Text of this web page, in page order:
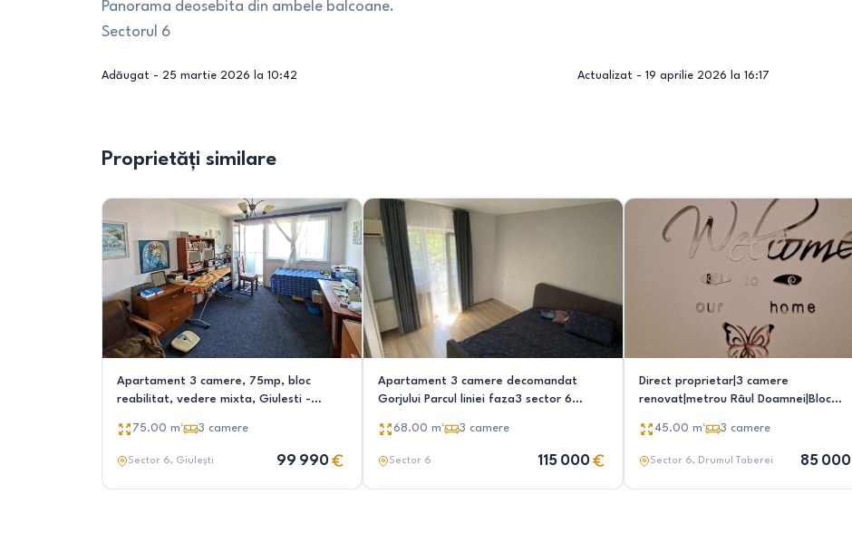
Panorama deosebita din ambele balcoane.
Sectorul 6
Adăugat - 25 martie 2026 la 10:42 Actualizat - 19 aprilie 2026 la 16:17
Proprietăți similare
Apartament 3 camere, 75mp, bloc
reabilitat, vedere mixta, Giulesti -
75.00 m² 3 camere
Sector 6, Giulești 99 990
Apartament 3 camere decomandat
Gorjului Parcul liniei faza3 sector 6
68.00 m² 3 camere
Sector 6 115 000
Direct proprietar|3 camere
renovat|metrou Râul Doamnei|Bloc
45.00 m² 3 camere
Sector 6, Drumul Taberei 85 000